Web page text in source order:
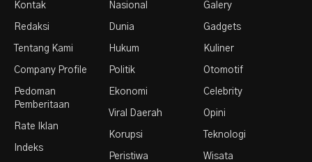
Kontak
Redaksi
Tentang Kami
Company Profile
Pedoman
Pemberitaan
Rate Iklan
Indeks
Nasional
Dunia
Hukum
Politik
Ekonomi
Viral Daerah
Korupsi
Peristiwa
Galery
Gadgets
Kuliner
Otomotif
Celebrity
Opini
Teknologi
Wisata